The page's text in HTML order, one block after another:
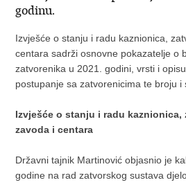
godinu.
Izvješće o stanju i radu kaznionica,
centara sadrži osnovne pokazatelje o
zatvorenika u 2021. godini, vrsti i
postupanje sa zatvorenicima te broju i
Izvješće o stanju i radu kaznionica,
zavoda i centara
Državni tajnik Martinović objasnio je
godine na rad zatvorskog sustava